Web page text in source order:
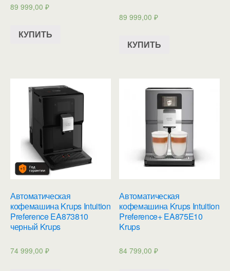
89 999,00 ₽
КУПИТЬ
89 999,00₽
КУПИТЬ
Автоматическая
кофемашина Krups Intuition
Preference EA873810
черный Krups
74 999,00 ₽
Автоматическая
кофемашина Krups Intuition
Preference+ EA875E10
Krups
84 799,00₽